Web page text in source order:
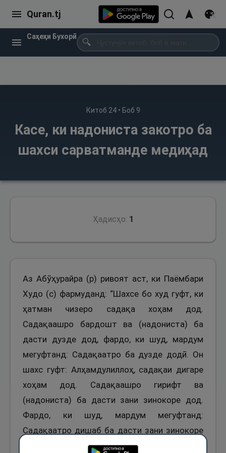
Quran.tj
Саҳеҳи Бухорӣ
🔍
Китоб 24• Боб 9
Касе, ки надониста закотро ба
шахси сарватманде медиҳад
Ҳадисҳо: 1
Аз Абӯҳурайра (р) ривоят аст, ки Паёмбари
Худо (с) фармуданд: “Шахсе бо худ гуфт, ки
ҳатман чизеро садақа хоҳам дод.
Садақаашро бардошт ва (надониста) ба
дасти дузде дод, фардо, ки шуд, мардум
мегуфтанд: Садақаатро ба дузде додӣ. Он
шахс гуфт: Алҳамдулиллоҳ, садақаи дигаре
хоҳам дод. Садақаашро гирифт ва
(надониста) ба дасти зани зинокоре дод.
Фардо, ки шуд, мардум мегуфтанд:
Садақаатро дишаб ба дасти зани зинокоре
додӣ. Он шахс гуфт: Худоё, сано ва ситоиш